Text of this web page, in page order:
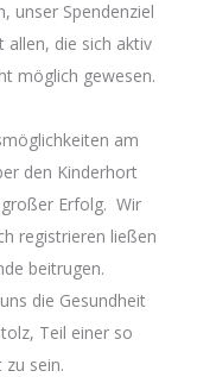
unser Spendenziel
allen, die sich aktiv
möglich gewesen.
am
den Kinderhort
Erfolg. Wir
registrieren ließen
beitrugen.
die Gesundheit
Teil einer so
sein.